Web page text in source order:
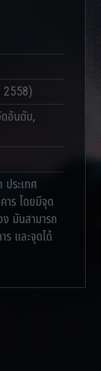
2558)
อันดับ,
ประเทศ
ร โดยมีจุด
มันสามารถ
ร และจุดได้